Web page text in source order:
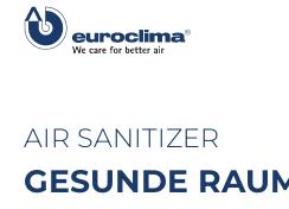
AIR SANITIZER
GESUNDE